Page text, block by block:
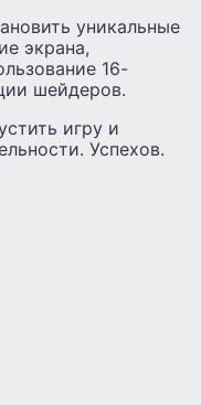
уникальные
экрана,
16-
шейдеров.
игру и
Успехов.